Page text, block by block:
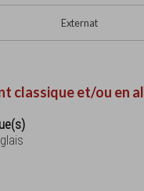
Externat
classique et/ou en